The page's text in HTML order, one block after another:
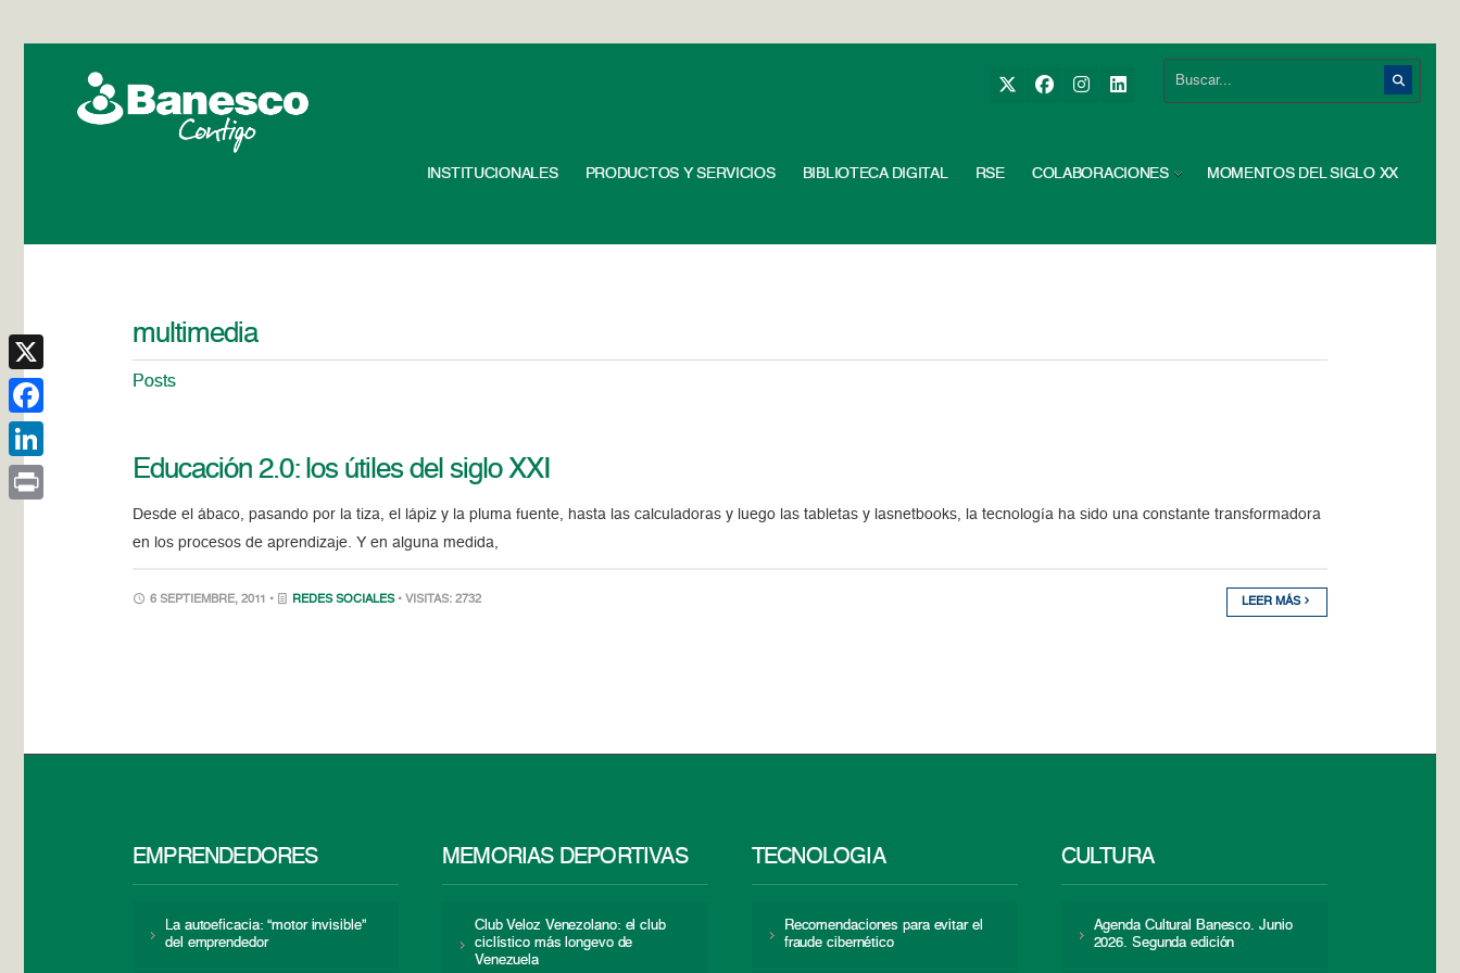
INSTITUCIONALES PRODUCTOS Y SERVICIOS BIBLIOTECA DIGITAL RSE COLABORACIONES MOMENTOS DEL SIGLO XX
multimedia
Posts
Educación 2.0: los útiles del siglo XXI
Desde el ábaco, pasando por la tiza, el lápiz y la pluma fuente, hasta las calculadoras y luego las tabletas y lasnetbooks, la tecnología ha sido una constante transformadora
en los procesos de aprendizaje. Y en alguna medida,
6 SEPTIEMBRE, 2011 • REDES SOCIALES • VISITAS: 2732 LEER MÁS
EMPRENDEDORES
La autoeficacia: “motor invisible”
del emprendedor
MEMORIAS DEPORTIVAS
Club Veloz Venezolano: el club
ciclístico más longevo de
Venezuela
TECNOLOGÍA
Recomendaciones para evitar el
fraude cibernético
CULTURA
Agenda Cultural Banesco. Junio
2026. Segunda edición
X
Facebook
LinkedIn